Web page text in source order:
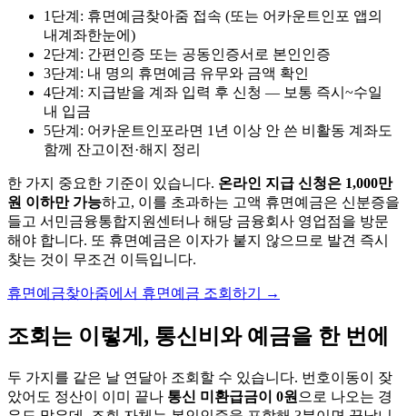
1단계: 휴면예금찾아줌 접속 (또는 어카운트인포 앱의
내계좌한눈에)
2단계: 간편인증 또는 공동인증서로 본인인증
3단계: 내 명의 휴면예금 유무와 금액 확인
4단계: 지급받을 계좌 입력 후 신청 — 보통 즉시~수일
내 입금
5단계: 어카운트인포라면 1년 이상 안 쓴 비활동 계좌도
함께 잔고이전·해지 정리
한 가지 중요한 기준이 있습니다. 온라인 지급 신청은 1,000만
원 이하만 가능하고, 이를 초과하는 고액 휴면예금은 신분증을
들고 서민금융통합지원센터나 해당 금융회사 영업점을 방문
해야 합니다. 또 휴면예금은 이자가 붙지 않으므로 발견 즉시
찾는 것이 무조건 이득입니다.
휴면예금찾아줌에서 휴면예금 조회하기 →
조회는 이렇게, 통신비와 예금을 한 번에
두 가지를 같은 날 연달아 조회할 수 있습니다. 번호이동이 잦
았어도 정산이 이미 끝나 통신 미환급금이 0원 으로 나오는 경